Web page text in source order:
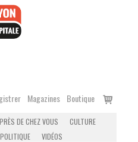
Magazines Boutique
Voir
PRÈS DE CHEZ VOUS
CULTURE
POLITIQUE VIDÉOS